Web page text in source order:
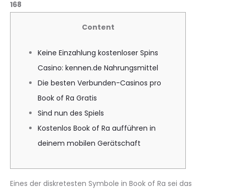
168
Content
Keine Einzahlung kostenloser Spins
Casino: kennen.de Nahrungsmittel
Die besten Verbunden-Casinos pro
Book of Ra Gratis
Sind nun des Spiels
Kostenlos Book of Ra aufführen in
deinem mobilen Gerätschaft
Eines der diskretesten Symbole in Book of Ra sei das